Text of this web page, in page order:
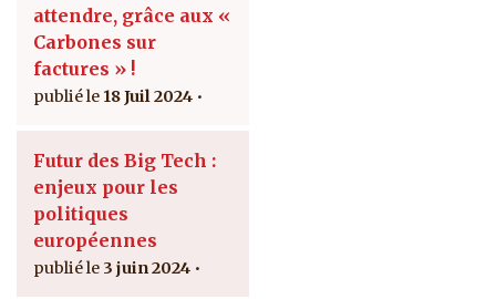
attendre, grâce aux «
Carbones sur
factures » !
18 Juil 2024
Futur des Big Tech :
enjeux pour les
politiques
européennes
3 juin 2024